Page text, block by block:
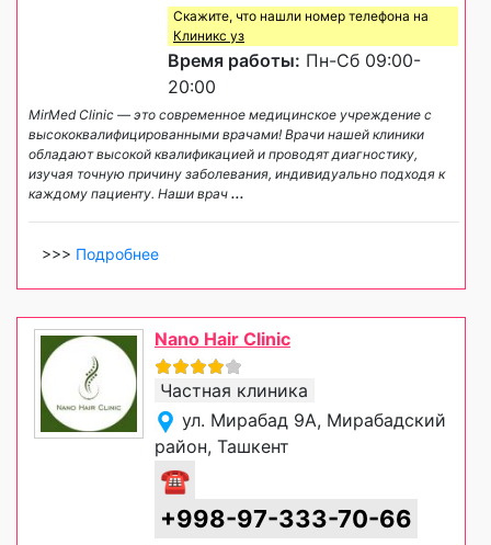
Скажите, что нашли номер телефона на
Клиникс уз
Время работы: Пн-Сб 09:00-
20:00
MirMed Clinic — это современное медицинское учреждение с
высококвалифицированными врачами! Врачи нашей клиники
обладают высокой квалификацией и проводят диагностику,
изучая точную причину заболевания, индивидуально подходя к
каждому пациенту. Наши врач ...
>>> Подробнее
Nano Hair Clinic
Частная клиника
ул. Мирабад 9А, Мирабадский
район, Ташкент
☎
+998-97-333-70-66